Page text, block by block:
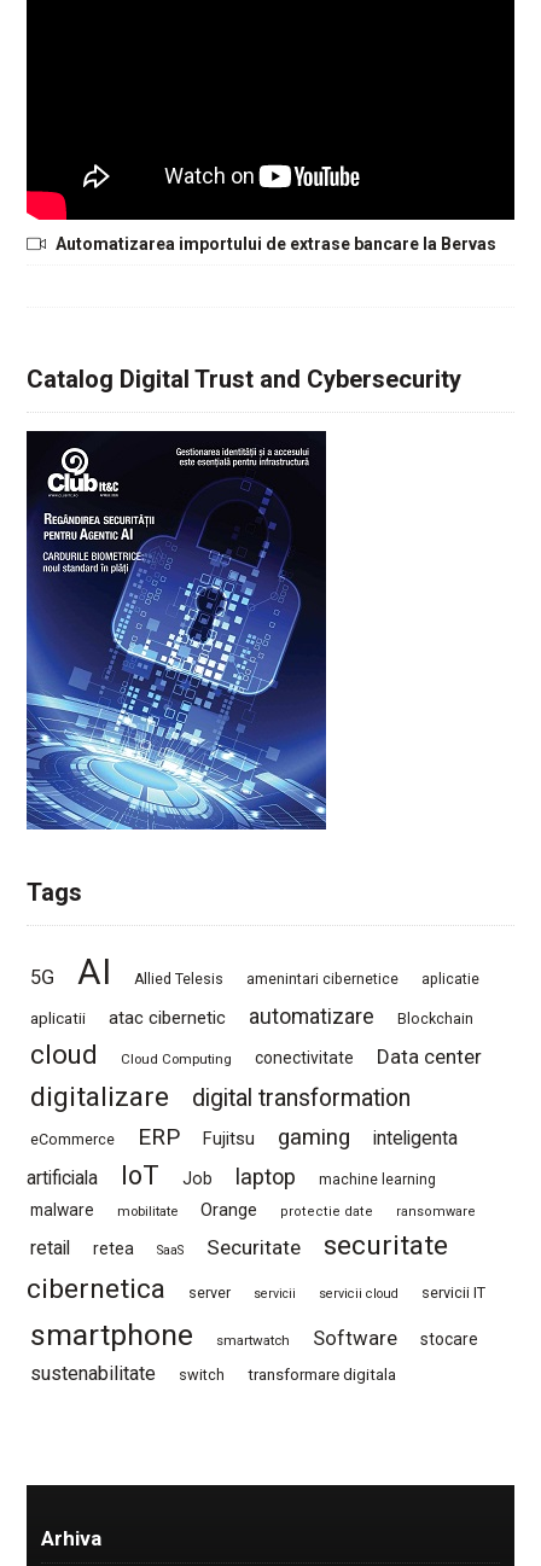
Automatizarea importului de extrase bancare la Bervas
Catalog Digital Trust and Cybersecurity
Tags
5G AI Allied Telesis amenintari cibernetice aplicatie
aplicatii atac cibernetic automatizare Blockchain
cloud Cloud Computing conectivitate Data center
digitalizare digital transformation
eCommerce ERP Fujitsu gaming
inteligenta
artificiala
IoT Job laptop machine learning
malware mobilitate Orange protectie date ransomware
retail retea SaaS Securitate
securitate
cibernetica
server servicii servicii cloud servicii IT
smartphone smartwatch Software stocare
sustenabilitate switch transformare digitala
Arhiva